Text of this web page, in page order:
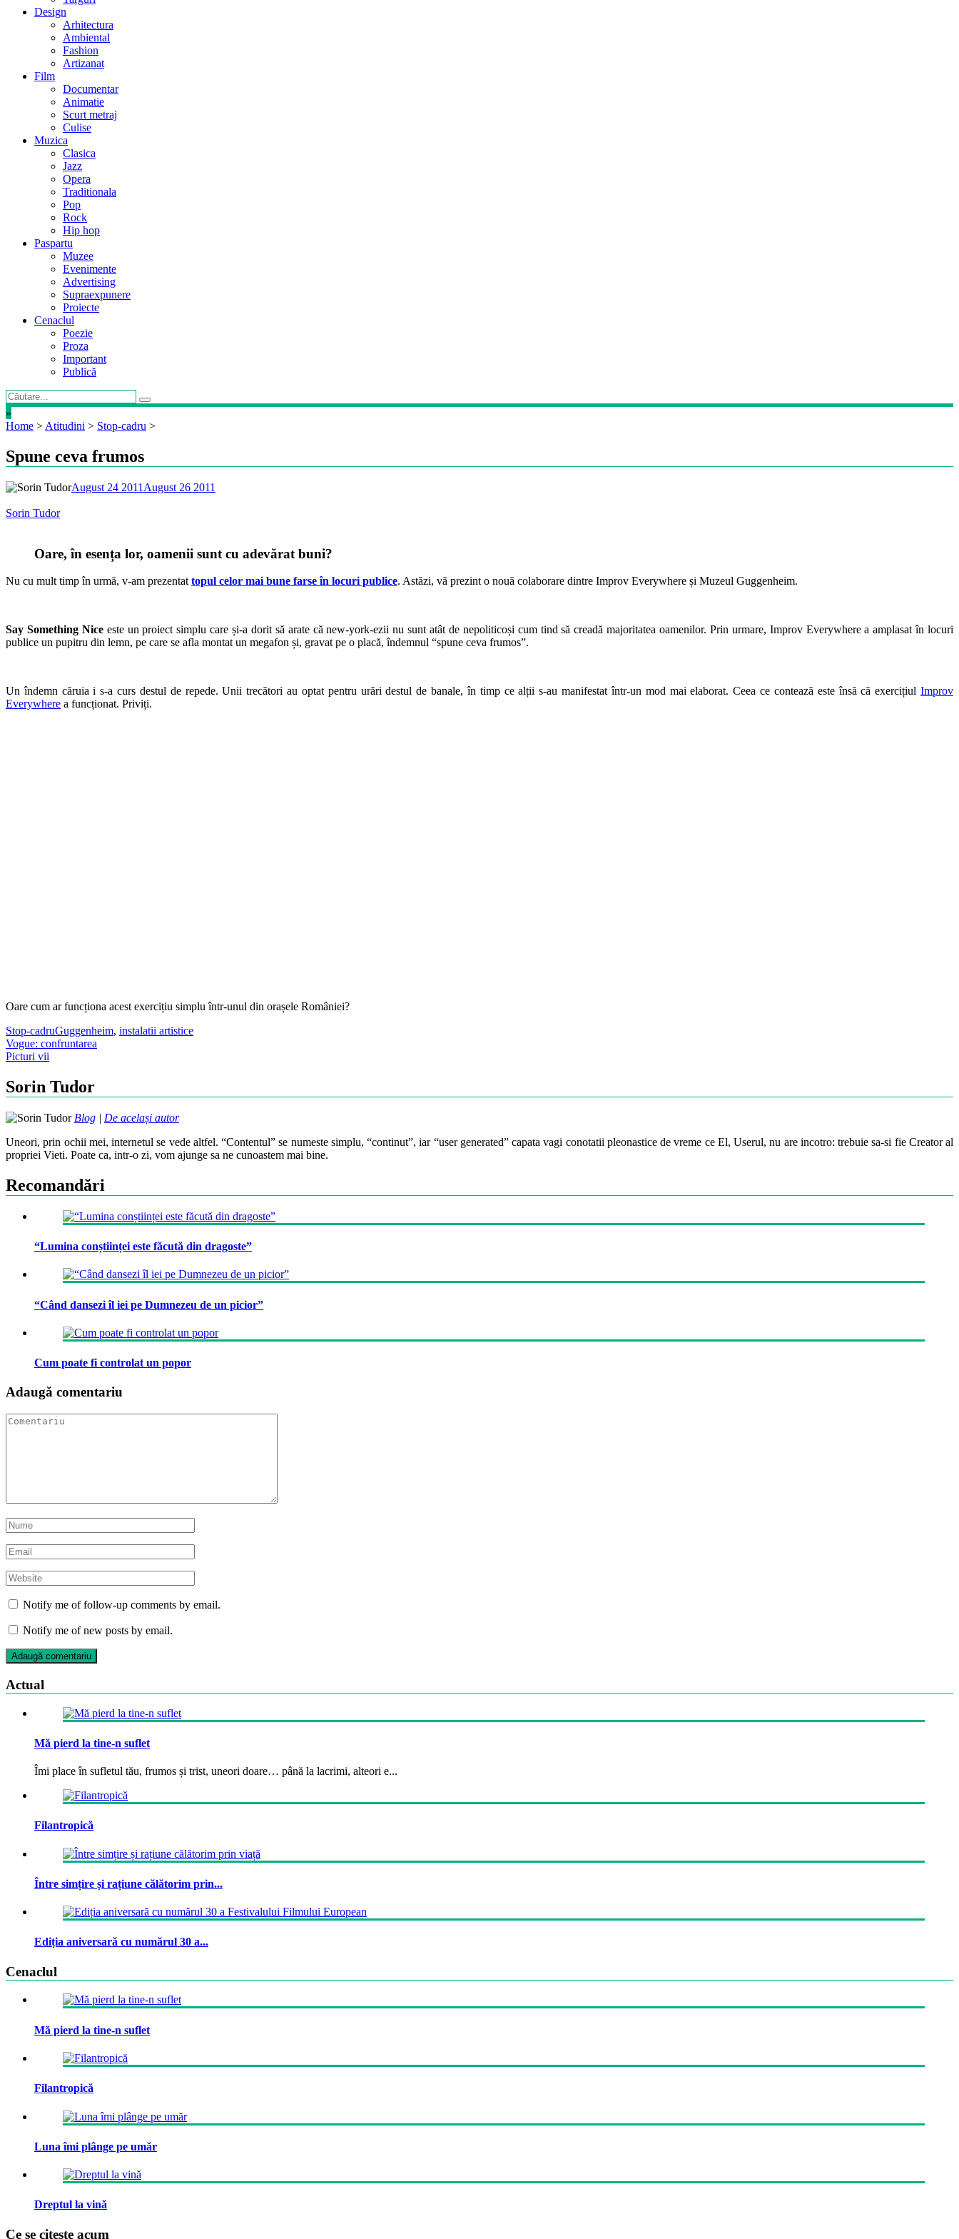
Design
Arhitectura
Ambiental
Fashion
Artizanat
Film
Documentar
Animatie
Scurt metraj
Culise
Muzica
Clasica
Jazz
Opera
Traditionala
Pop
Rock
Hip hop
Paspartu
Muzee
Evenimente
Advertising
Supraexpunere
Proiecte
Cenaclul
Poezie
Proza
Important
Publică
»
Home > Atitudini > Stop-cadru >
Spune ceva frumos
August 24 2011 August 26 2011
Sorin Tudor
Oare, în esența lor, oamenii sunt cu adevărat buni?
Nu cu mult timp în urmă, v-am prezentat topul celor mai bune farse în locuri publice. Astăzi, vă prezint o nouă colaborare dintre Improv Everywhere și Muzeul Guggenheim.
Say Something Niceeste un proiect simplu care și-a dorit să arate că new-york-ezii nu sunt atât de nepoliticoși cum tind să creadă majoritatea oamenilor. Prin urmare, Improv Everywhere a amplasat în locuri
publice un pupitru din lemn, pe care se afla montat un megafon și, gravat pe o placă, îndemnul “spune ceva frumos”.
Un îndemn căruia i s-a curs destul de repede. Unii trecători au optat pentru urări destul de banale, în timp ce alții s-au manifestat într-un mod mai elaborat. Ceea ce contează este însă că exercițiul Improv
Everywhere a funcționat. Priviți.
Oare cum ar funcționa acest exercițiu simplu într-unul din orașele României?
Stop-cadruGuggenheim, instalatii artistice
Post
navigation
Vogue: confruntarea
Picturi vii
Sorin Tudor
Blog | De același autor
Uneori, prin ochii mei, internetul se vede altfel. “Contentul” se numeste simplu, “continut”, iar “user generated” capata vagi conotatii pleonastice de vreme ce El, Userul, nu are incotro: trebuie sa-si fie Creator al
propriei Vieti. Poate ca, intr-o zi, vom ajunge sa ne cunoastem mai bine.
Recomandări
“Lumina conștiinței este făcută din dragoste”
“Când dansezi îl iei pe Dumnezeu de un picior”
Cum poate fi controlat un popor
Adaugă comentariu
Notify me of follow-up comments by email.
Notify me of new posts by email.
Actual
Mă pierd la tine-n suflet
Îmi place în sufletul tău, frumos și trist, uneori doare… până la lacrimi, alteori e...
Filantropică
Între simțire și rațiune călătorim prin...
Ediția aniversară cu numărul 30 a...
Cenaclul
Mă pierd la tine-n suflet
Filantropică
Luna îmi plânge pe umăr
Dreptul la vină
Ce se citeste acum